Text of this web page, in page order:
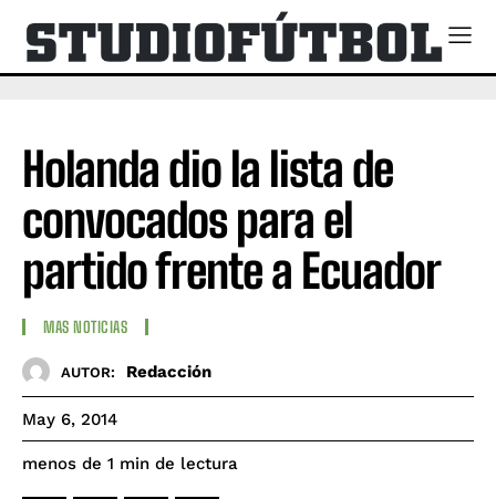
Holanda dio la lista de
convocados para el
partido frente a Ecuador
MAS NOTICIAS
AUTOR: Redacción
May 6, 2014
menos de 1 min de lectura